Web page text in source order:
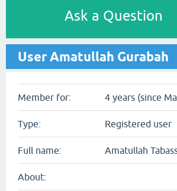
Ask a Question
User Amatullah Gurabah
Member for: 4 years (since
Type: Registered user
Full name: Amatullah
About: